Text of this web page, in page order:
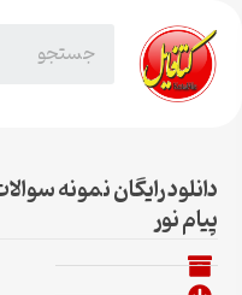
دانلود رایگان نمونه
پیام نور